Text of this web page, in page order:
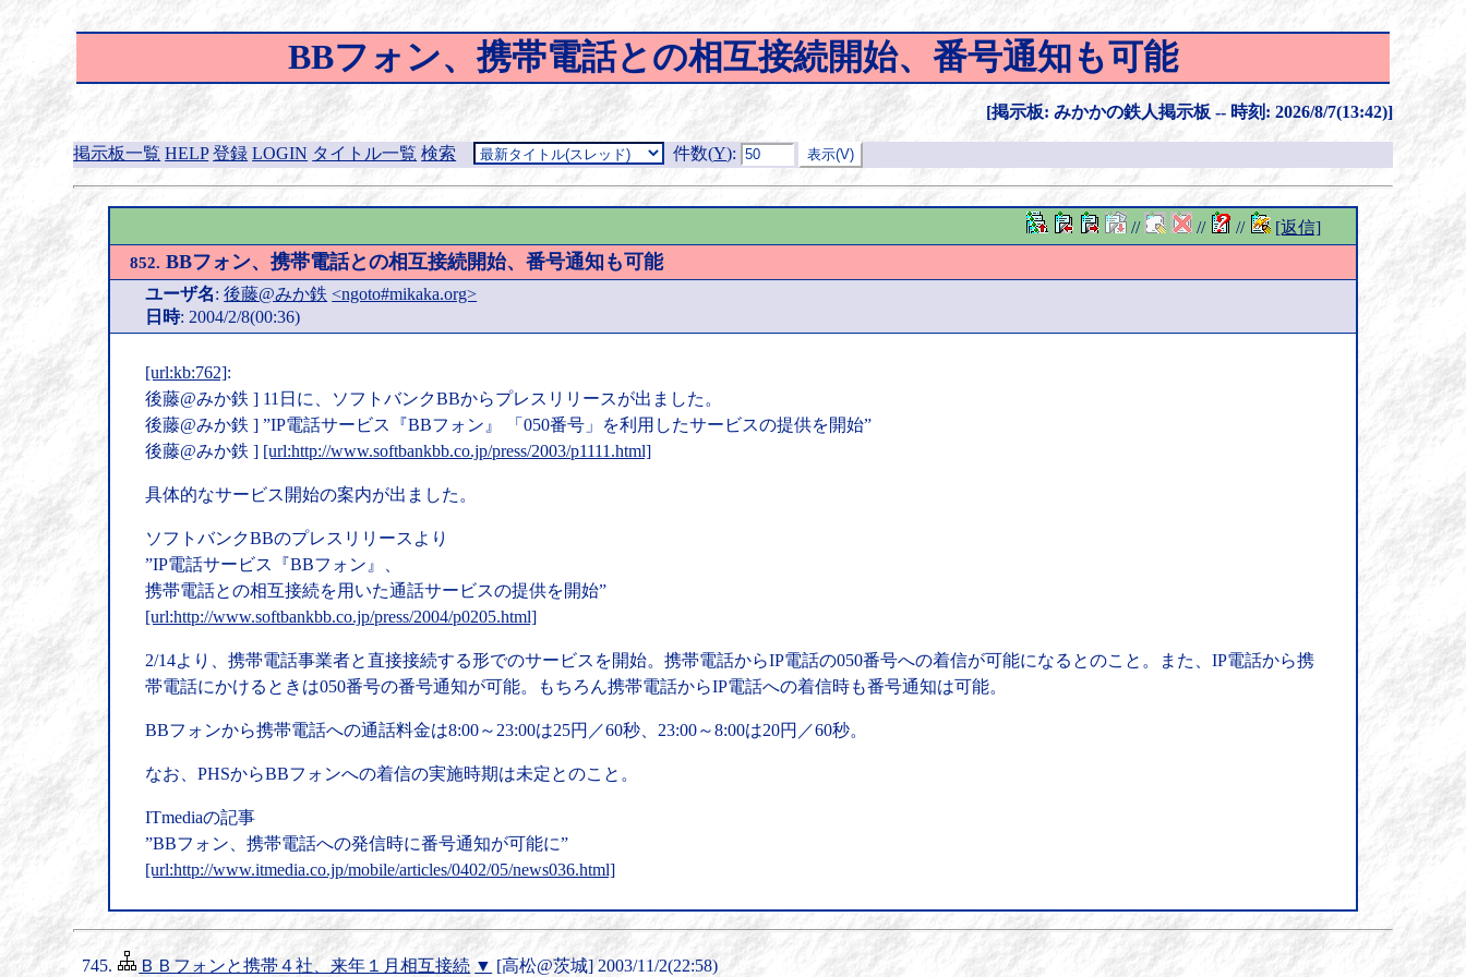
BBフォン、携帯電話との相互接続開始、番号通知も可能
[掲示板: みかかの鉄人掲示板 -- 時刻: 2026/8/7(13:42)]
掲示板一覧 HELP 登録 LOGIN タイトル一覧 検索 件数(Y):
// // // [返信]
852. BBフォン、携帯電話との相互接続開始、番号通知も可能
ユーザ名:後藤@みか鉄 <ngoto#mikaka.org>
日時: 2004/2/8(00:36)
[url:kb:762]:
後藤@みか鉄 ] 11日に、ソフトバンクBBからプレスリリースが出ました。
後藤@みか鉄 ] ”IP電話サービス『BBフォン』 「050番号」を利用したサービスの提供を開始”
後藤@みか鉄 ] [url:http://www.softbankbb.co.jp/press/2003/p1111.html]
具体的なサービス開始の案内が出ました。
ソフトバンクBBのプレスリリースより
”IP電話サービス『BBフォン』、
携帯電話との相互接続を用いた通話サービスの提供を開始”
[url:http://www.softbankbb.co.jp/press/2004/p0205.html]
2/14より、携帯電話事業者と直接接続する形でのサービスを開始。携帯電話からIP電話の050番号への着信が可能になるとのこと。また、IP電話から携
帯電話にかけるときは050番号の番号通知が可能。もちろん携帯電話からIP電話への着信時も番号通知は可能。
BBフォンから携帯電話への通話料金は8:00～23:00は25円／60秒、23:00～8:00は20円／60秒。
なお、PHSからBBフォンへの着信の実施時期は未定とのこと。
ITmediaの記事
”BBフォン、携帯電話への発信時に番号通知が可能に”
[url:http://www.itmedia.co.jp/mobile/articles/0402/05/news036.html]
ＢＢフォンと携帯４社、来年１月相互接続 ▼ [高松@茨城] 2003/11/2(22:58)